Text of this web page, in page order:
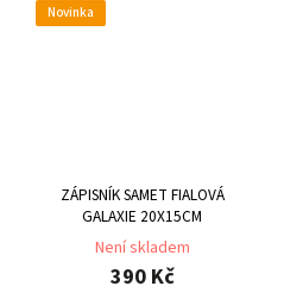
Novinka
ZÁPISNÍK SAMET FIALOVÁ
GALAXIE 20X15CM
Není skladem
390 Kč